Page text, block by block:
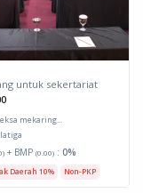
untuk sekertariat
mekaring...
+ BMP (0.00) : 0%
Daerah 10% Non-PKP